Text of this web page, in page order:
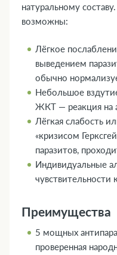
натуральному
возможны:
Лёгкое
выведением
обычно
Небольшое
ЖКТ — реакция на
Лёгкая слабость
«кризисом
паразитов,
Индивидуальные
чувствительности
Преимущества
5 мощных
проверенная